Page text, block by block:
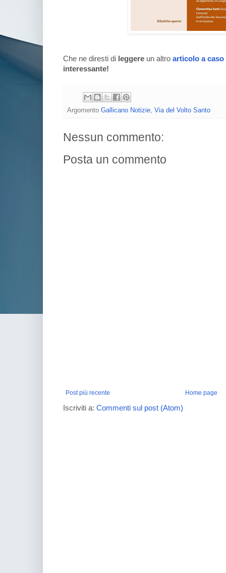
Che ne diresti di leggere un altro articolo a caso
interessante!
Argomento Gallicano Notizie Via del Volto Santo
Nessun commento:
Posta un commento
Post più recente Home page
Iscriviti a: Commenti sul post (Atom)